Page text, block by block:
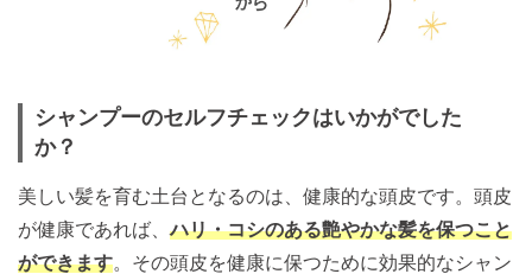
シャンプーのセルフチェックはいかがでした
か？
美しい髪を育む土台となるのは、健康的な頭皮です。頭皮
が健康であれば、ハリ・コシのある艶やかな髪を保つこと
ができます。その頭皮を健康に保つために効果的なシャン